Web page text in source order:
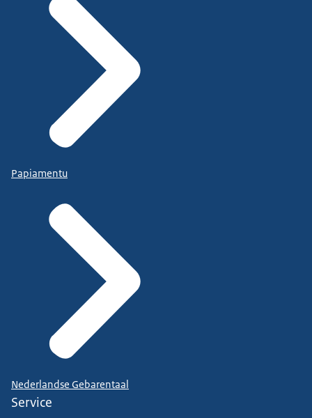
Papiamentu
Nederlandse Gebarentaal
Service